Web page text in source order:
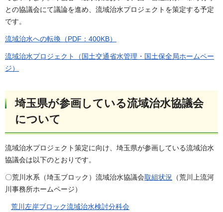
との協議会にて議論を進め、流域治水プロジェクトを策定する予定
です。
流域治水への転換（PDF：400KB）
流域治水プロジェクト（国土交通省水管理・国土保全局ホームペー
ジ）
埼玉県が参画している流域治水協議会
について
流域治水プロジェクト策定に向け、埼玉県が参画している流域治水
協議会は以下のとおりです。
〇荒川水系（埼玉ブロック）流域治水協議会取組状況
（荒川上流河
川事務所ホームページ）
荒川左岸ブロック流域治水検討分科会